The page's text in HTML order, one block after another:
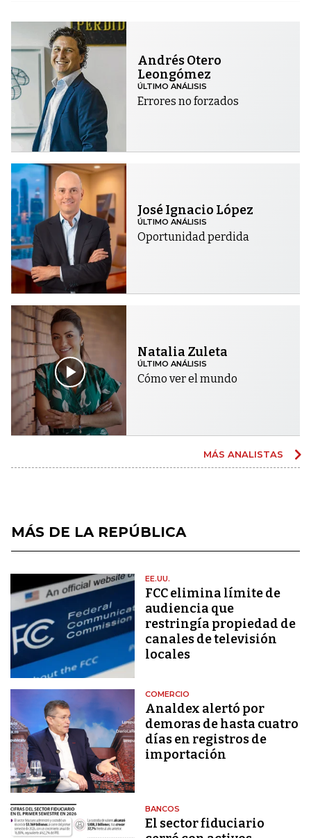
Andrés Otero
Leongómez
ÚLTIMO ANÁLISIS
Errores no forzados
José Ignacio López
ÚLTIMO ANÁLISIS
Oportunidad perdida
Natalia Zuleta
ÚLTIMO ANÁLISIS
Cómo ver el mundo
MÁS ANALISTAS
MÁS DE LA REPÚBLICA
EE.UU.
FCC elimina límite de
audiencia que
restringía propiedad de
canales de televisión
locales
COMERCIO
Analdex alertó por
demoras de hasta cuatro
días en registros de
importación
BANCOS
El sector fiduciario